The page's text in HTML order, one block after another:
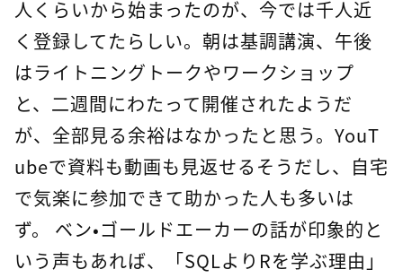
人くらいから始まったのが、今では千人近
く登録してたらしい。朝は基調講演、午後
はライトニングトークやワークショップ
と、二週間にわたって開催されたようだ
が、全部見る余裕はなかったと思う。YouT
ubeで資料も動画も見返せるそうだし、自宅
で気楽に参加できて助かった人も多いは
ず。 ベン・ゴールドエーカーの話が印象的と
いう声もあれば、「SQLよりRを学ぶ理由」